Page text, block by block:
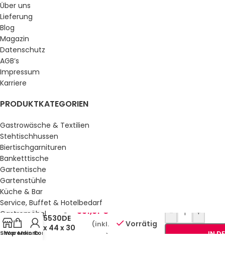
Über uns
Lieferung
Blog
Magazin
Datenschutz
AGB’s
Impressum
Karriere
PRODUKTKATEGORIEN
Gastrowäsche & Textilien
Stehtischhussen
Biertischgarnituren
Banketttische
Gartentische
Gartenstühle
Küche & Bar
Service, Buffet & Hotelbedarf
Gastromöbel
Schulmöbel
Sale %
Shop
Warenkorb
Mein Konto
Kontaktgrill
KG5530DE
56 x 44 x 30
cm
831,81 €
(inkl.
MwSt.)
Vorrätig
- +
IN